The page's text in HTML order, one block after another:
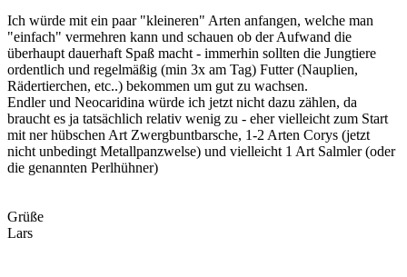
Ich würde mit ein paar "kleineren" Arten anfangen, welche man
"einfach" vermehren kann und schauen ob der Aufwand die
überhaupt dauerhaft Spaß macht - immerhin sollten die Jungtiere
ordentlich und regelmäßig (min 3x am Tag) Futter (Nauplien,
Rädertierchen, etc..) bekommen um gut zu wachsen.
Endler und Neocaridina würde ich jetzt nicht dazu zählen, da
braucht es ja tatsächlich relativ wenig zu - eher vielleicht zum Start
mit ner hübschen Art Zwergbuntbarsche, 1-2 Arten Corys (jetzt
nicht unbedingt Metallpanzwelse) und vielleicht 1 Art Salmler (oder
die genannten Perlhühner)
Grüße
Lars